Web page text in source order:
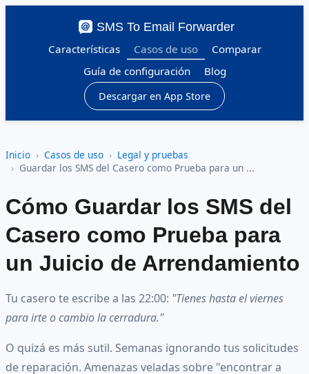
SMS To Email Forwarder
Características
Casos de uso
Comparar
Guía de configuración
Blog
Descargar en App Store
Inicio Casos de uso
Legal y pruebas
Guardar los SMS del Casero como Prueba para un ...
Cómo Guardar los SMS del
Casero como Prueba para
un Juicio de Arrendamiento
Tu casero te escribe a las 22:00: "Tienes hasta el viernes
para irte o cambio la cerradura."
O quizá es más sutil. Semanas ignorando tus solicitudes
de reparación. Amenazas veladas sobre "encontrar a